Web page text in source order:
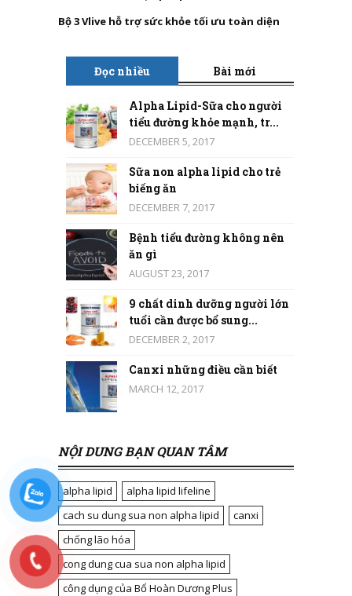
Bộ 3 Vlive hỗ trợ sức khỏe tối ưu toàn diện
Đọc nhiều Bài mới
Alpha Lipid-Sữa cho người
tiểu đường khỏe mạnh, tr...
DECEMBER 5, 2017
Sữa non alpha lipid cho trẻ
biếng ăn
DECEMBER 7, 2017
Bệnh tiểu đường không nên
ăn gì
AUGUST 23, 2017
9 chất dinh dưỡng người lớn
tuổi cần được bổ sung...
DECEMBER 2, 2017
Canxi những điều cần biết
MARCH 12, 2017
NỘI DUNG BẠN QUAN TÂM
alpha lipid
alpha lipid lifeline
cach su dung sua non alpha lipid
canxi
chống lão hóa
cong dung cua sua non alpha lipid
công dụng của Bổ Hoàn Dương Plus